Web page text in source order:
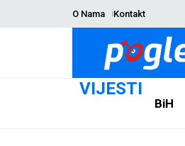
O Nama Kontakt
VIJESTI
BiH